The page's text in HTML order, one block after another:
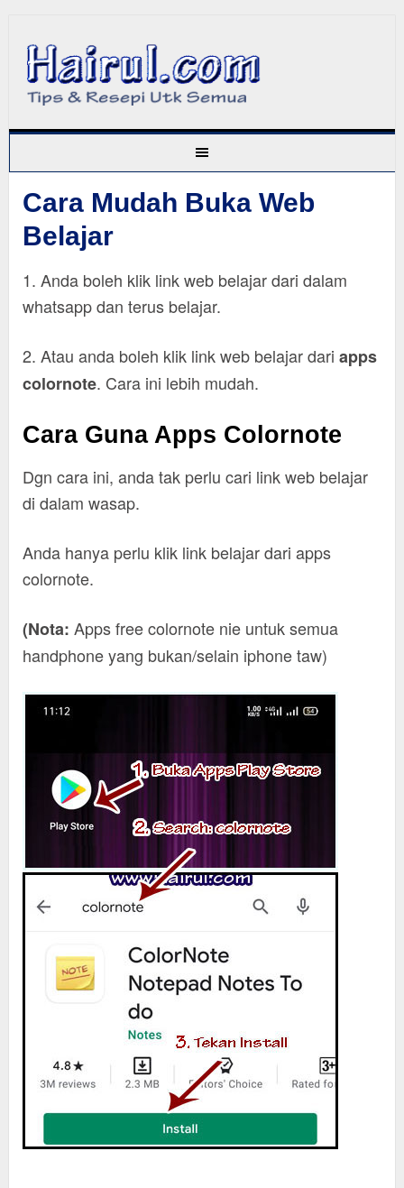
Cara Mudah Buka Web
Belajar
1. Anda boleh klik link web belajar dari dalam
whatsapp dan terus belajar.
2. Atau anda boleh klik link web belajar dari apps
colornote. Cara ini lebih mudah.
Cara Guna Apps Colornote
Dgn cara ini, anda tak perlu cari link web belajar
di dalam wasap.
Anda hanya perlu klik link belajar dari apps
colornote.
(Nota: Apps free colornote nie untuk semua
handphone yang bukan/selain iphone taw)